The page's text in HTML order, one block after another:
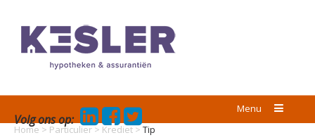
Menu
Volg ons op:
Home > Particulier> Krediet>Tip